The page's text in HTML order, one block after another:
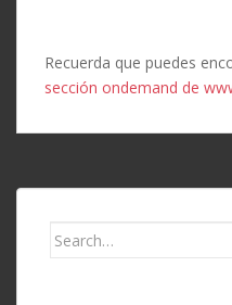
Recuerda que puedes
sección ondemand de
Search